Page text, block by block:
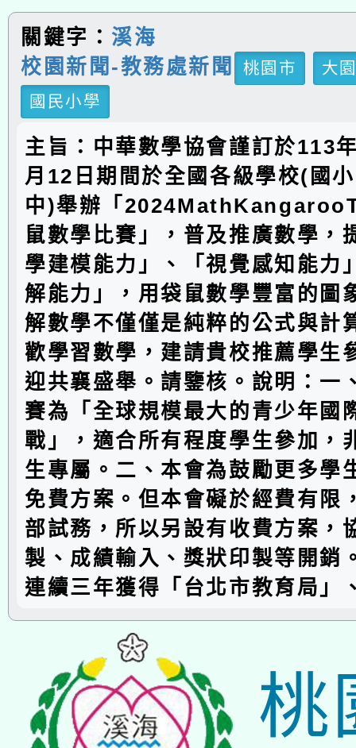
關鍵字： 溪海
校園新聞-教務處新聞
桃園市
大
國民小學
主旨：中華數學協會謹訂於113
月12日期間於全國各級學校(國
中)舉辦「
鼠數學比賽」，普及推廣數學，
學建模能力」、「視覺感知能力
解能力」，用袋鼠數學豐富的圖
解數學不僅僅是純粹的公式與計
歡學習數學，建請貴校推薦學生
迎共襄盛舉。請鑒核。說明：一
賽為「全球規模最大的青少年國
戰」，適合所有程度學生參加，
生專屬。二、本會為鼓勵更多學
免費方案。但本會礙於經費有限
部試務，所以另設有收費方案，
製、成績輸入、獎狀印製等開銷
連續三年獲得「台北市教育局」
桃